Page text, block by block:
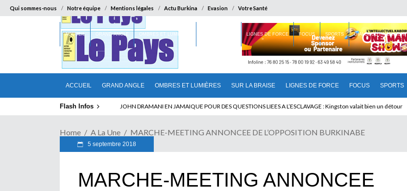
Qui sommes-nous Notre équipe Mentions légales Actu Burkina Evasion Votre Santé
ACCUEIL GRAND ANGLE OMBRES ET LUMIÈRES SUR LA BRAISE LIGNES DE FORCE FOCUS SPORTS
ACCUEIL GRAND ANGLE OMBRES ET LUMIÈRES LIGNES DE FORCE FOCUS SPORTS DIALOGUE INTERIEUR
Flash Infos ABSENCE PROLONGEE DE PAUL BIYA DU CAMEROUN : Qui pilote le Cameroun ?
Home A La Une MARCHE-MEETING ANNONCEE DE L’OPPOSITION BURKINABE
5 septembre 2018
MARCHE-MEETING ANNONCEE